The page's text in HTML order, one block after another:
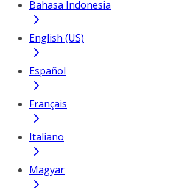
Bahasa Indonesia
English (US)
Español
Français
Italiano
Magyar